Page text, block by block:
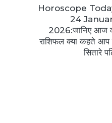
Horoscope
24
2026:जानिए आज
राशिफल क्या कहते
सितारे